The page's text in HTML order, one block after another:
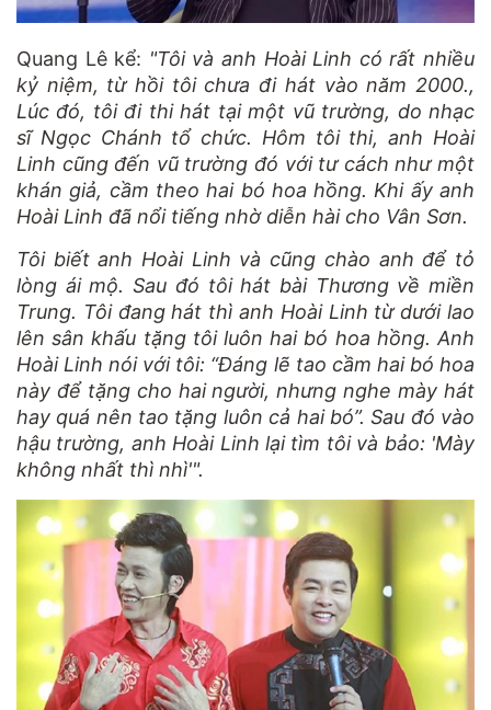
Quang Lê kể: "Tôi và anh Hoài Linh có rất nhiều
kỷ niệm, từ hồi tôi chưa đi hát vào năm 2000.,
Lúc đó, tôi đi thi hát tại một vũ trường, do nhạc
sĩ Ngọc Chánh tổ chức. Hôm tôi thi, anh Hoài
Linh cũng đến vũ trường đó với tư cách như một
khán giả, cầm theo hai bó hoa hồng. Khi ấy anh
Hoài Linh đã nổi tiếng nhờ diễn hài cho Vân Sơn.
Tôi biết anh Hoài Linh và cũng chào anh để tỏ
lòng ái mộ. Sau đó tôi hát bài Thương về miền
Trung. Tôi đang hát thì anh Hoài Linh từ dưới lao
lên sân khấu tặng tôi luôn hai bó hoa hồng. Anh
Hoài Linh nói với tôi: “Đáng lẽ tao cầm hai bó hoa
này để tặng cho hai người, nhưng nghe mày hát
hay quá nên tao tặng luôn cả hai bó”. Sau đó vào
hậu trường, anh Hoài Linh lại tìm tôi và bảo: 'Mày
không nhất thì nhì'".